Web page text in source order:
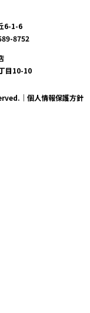
6-1-6
8752
目10-10
｜ 個人情報保護方針